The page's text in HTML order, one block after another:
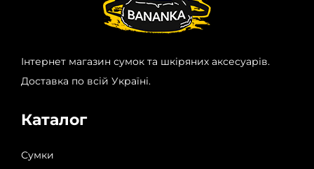
Інтернет магазин сумок та шкіряних аксесуарів.
Доставка по всій Україні.
Каталог
Сумки